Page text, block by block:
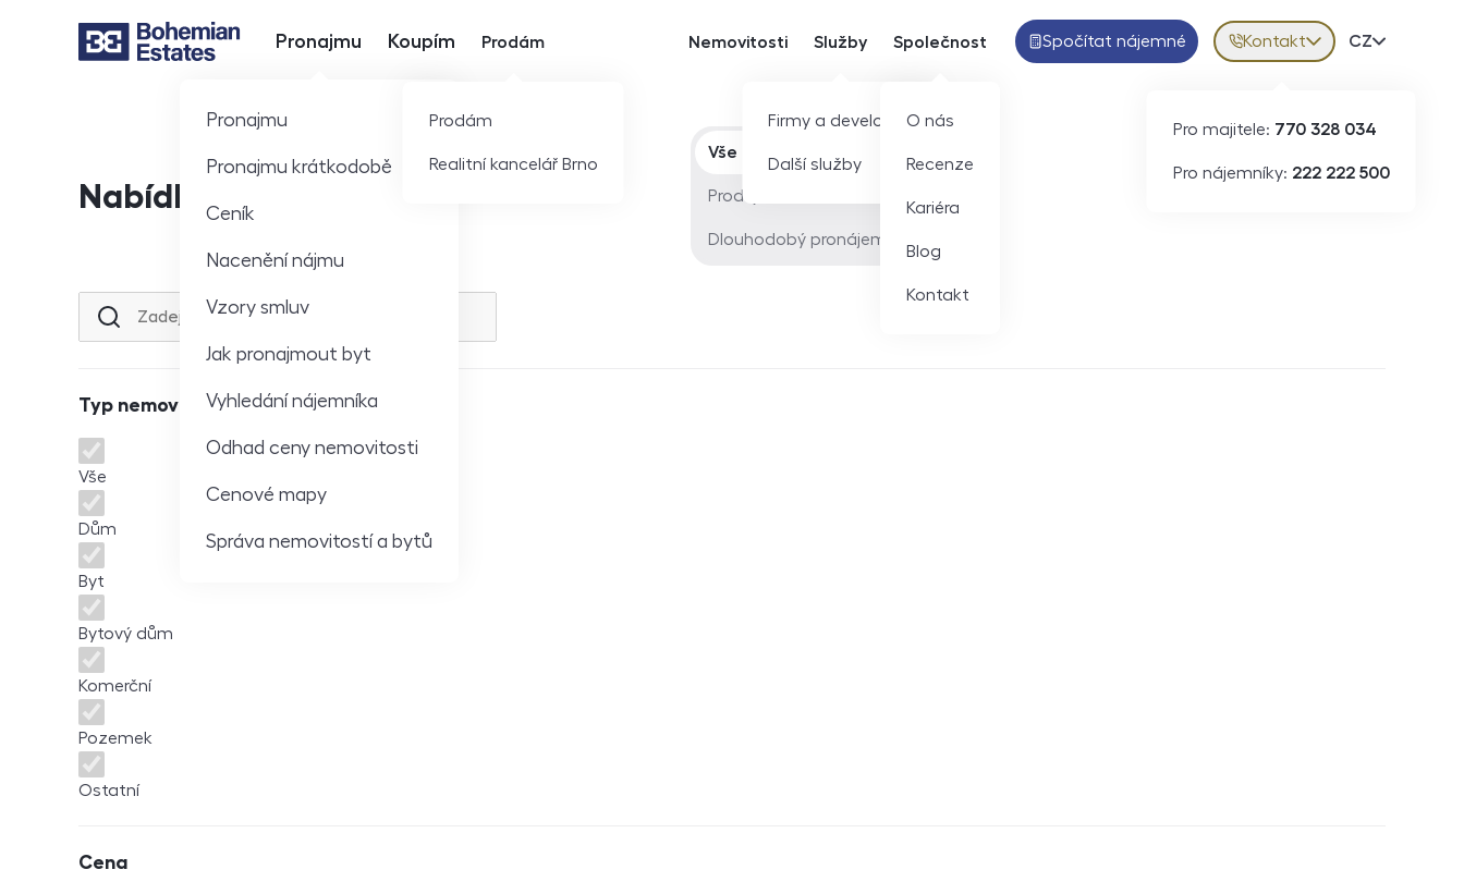
Hlavní nabídka
Pronajmu
Pronajmu
Pronajmu krátkodobě
Ceník
Nacenění nájmu
Vzory smluv
Jak pronajmout byt
Vyhledání nájemníka
Odhad ceny nemovitosti
Cenové mapy
Správa nemovitostí a bytů
Koupím Prodám
Prodám
Realitní kancelář Brno
Nemovitosti Služby
Firmy a developeři
Další služby
Společnost
O nás
Recenze
Kariéra
Blog
Kontakt
Spočítat nájemné Kontakt
Pro majitele: 770 328 034
Pro nájemníky: 222 222 500
Volba
CZ
Nabídka nemovitostí
Typ nabídky
Vše
Prodej
Dlouhodobý pronájem
Lokalita nebo ulice
Typ nemovitosti
Typ nemovitosti
Vše
Dům
Byt
Bytový dům
Komerční
Pozemek
Ostatní
Cena